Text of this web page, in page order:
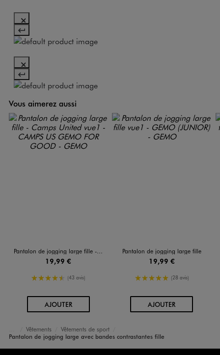
Vous aimerez aussi
Pantalon de jogging large fille - Camps United
19,99 €
4.5/5 de moyenne
(43 avis)
AJOUTERAU PANIER
Pantalon de jogging large fille
19,99 €
5/5 de moyenne
(28 avis)
AJOUTERAU PANIER
Accueil
Fille
Vêtements
Vêtements de sport
Pantalon de jogging large avec bandes contrastantes fille